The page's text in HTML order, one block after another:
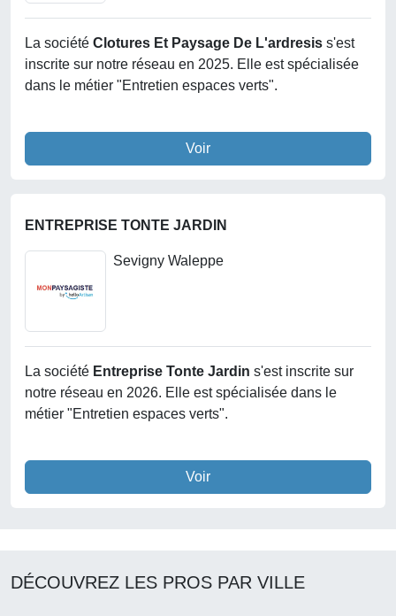
La société Clotures Et Paysage De L'ardresis s'est
inscrite sur notre réseau en 2025. Elle est spécialisée
dans le métier "Entretien espaces verts".
Voir
ENTREPRISE TONTE JARDIN
Sevigny Waleppe
La société Entreprise Tonte Jardin s'est inscrite sur
notre réseau en 2026. Elle est spécialisée dans le
métier "Entretien espaces verts".
Voir
DÉCOUVREZ LES PROS PAR VILLE